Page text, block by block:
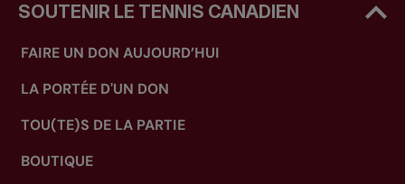
SOUTENIR LE TENNIS CANADIEN
FAIRE UN DON AUJOURD’HUI
LA PORTÉE D'UN DON
TOU(TE)S DE LA PARTIE
BOUTIQUE